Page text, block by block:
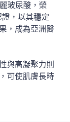
玻尿酸，榮
，以其穩定
，成為亞洲醫
與高凝聚力則
可使肌膚長時